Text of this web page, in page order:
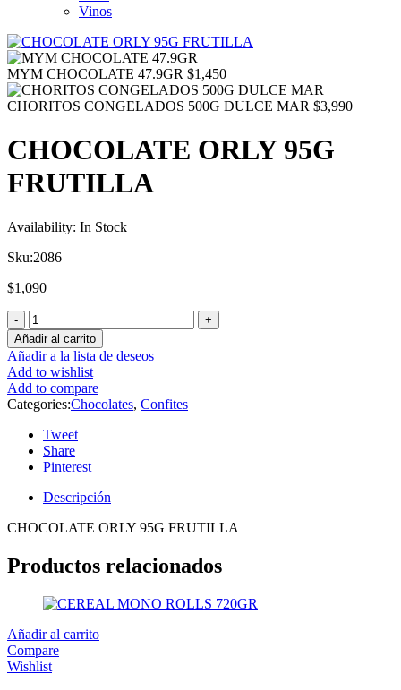
Vinos
MYM CHOCOLATE 47.9GR $1,450
CHORITOS CONGELADOS 500G DULCE MAR $3,990
CHOCOLATE ORLY 95G
FRUTILLA
Availability: In Stock
Sku:2086
$1,090
Añadir al carrito
Añadir a la lista de deseos
Add to wishlist
Add to compare
Categories:Chocolates, Confites
Tweet
Share
Pinterest
Descripción
CHOCOLATE ORLY 95G FRUTILLA
Productos relacionados
Añadir al carrito
Compare
Wishlist